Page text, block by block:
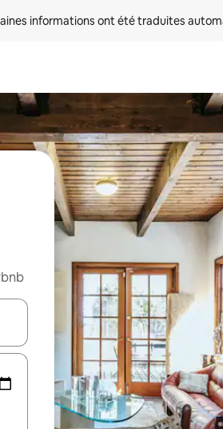
informations ont été traduites
vers le haut et vers le bas pour les